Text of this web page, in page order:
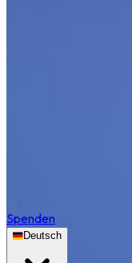
Spenden
Deutsch